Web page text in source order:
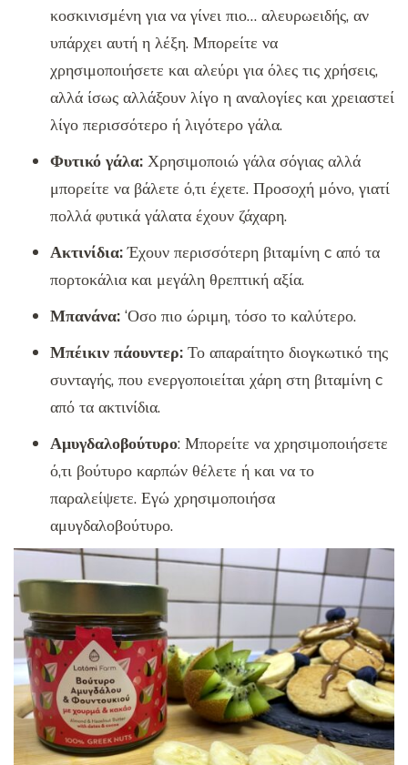
κοσκινισμένη για να γίνει πιο… αλευρωειδής, αν
υπάρχει αυτή η λέξη. Μπορείτε να
χρησιμοποιήσετε και αλεύρι για όλες τις χρήσεις,
αλλά ίσως αλλάξουν λίγο η αναλογίες και χρειαστεί
λίγο περισσότερο ή λιγότερο γάλα.
Φυτικό γάλα: Χρησιμοποιώ γάλα σόγιας αλλά
μπορείτε να βάλετε ό,τι έχετε. Προσοχή μόνο, γιατί
πολλά φυτικά γάλατα έχουν ζάχαρη.
Ακτινίδια:Έχουν περισσότερη βιταμίνη c από τα
πορτοκάλια και μεγάλη θρεπτική αξία.
Μπανάνα: ‘Οσο πιο ώριμη, τόσο το καλύτερο.
Μπέικιν πάουντερ: Το απαραίτητο διογκωτικό της
συνταγής, που ενεργοποιείται χάρη στη βιταμίνη c
από τα ακτινίδια.
Αμυγδαλοβούτυρο: Μπορείτε να χρησιμοποιήσετε
ό,τι βούτυρο καρπών θέλετε ή και να το
παραλείψετε. Εγώ χρησιμοποιήσα
αμυγδαλοβούτυρο.